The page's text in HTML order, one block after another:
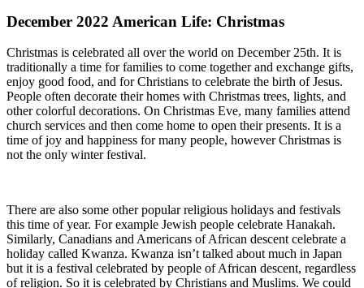
December 2022 American Life: Christmas
Christmas is celebrated all over the world on December 25th. It is
traditionally a time for families to come together and exchange gifts,
enjoy good food, and for Christians to celebrate the birth of Jesus.
People often decorate their homes with Christmas trees, lights, and
other colorful decorations. On Christmas Eve, many families attend
church services and then come home to open their presents. It is a
time of joy and happiness for many people, however Christmas is
not the only winter festival.
There are also some other popular religious holidays and festivals
this time of year. For example Jewish people celebrate Hanakah.
Similarly, Canadians and Americans of African descent celebrate a
holiday called Kwanza. Kwanza isn’t talked about much in Japan
but it is a festival celebrated by people of African descent, regardless
of religion. So it is celebrated by Christians and Muslims. We could